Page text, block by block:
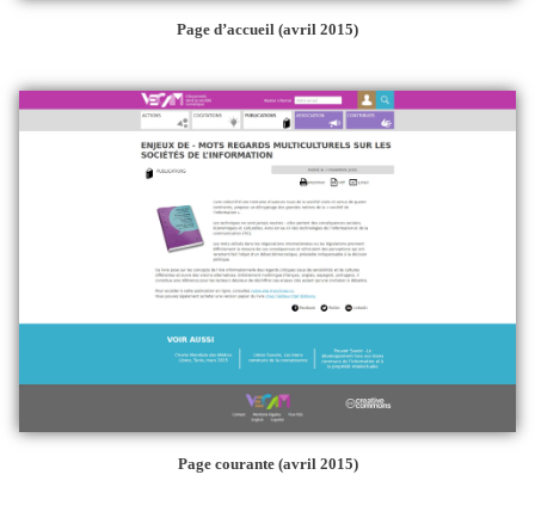
Page d’accueil (avril 2015)
Page courante (avril 2015)